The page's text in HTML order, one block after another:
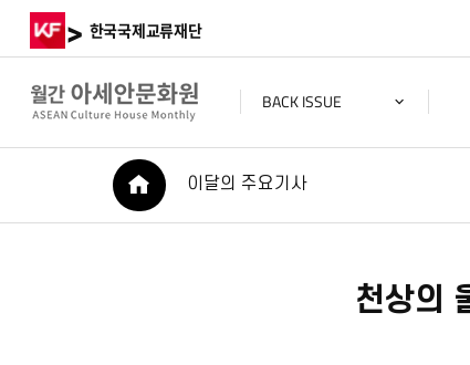
> 한국국제교류재단
BACK ISSUE
HOME
이달의 주요기사
천상의